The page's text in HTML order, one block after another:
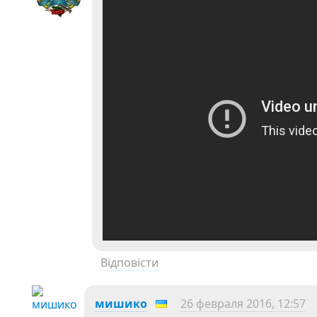
Відповісти
мишико
26 февраля 2016, 12:57